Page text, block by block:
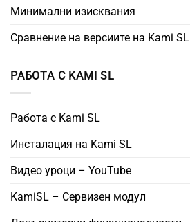
Минимални изисквания
Сравнение на версиите на Kami SL
РАБОТА С KAMI SL
Работа с Kami SL
Инсталация на Kami SL
Видео уроци – YouTube
KamiSL – Сервизен модул